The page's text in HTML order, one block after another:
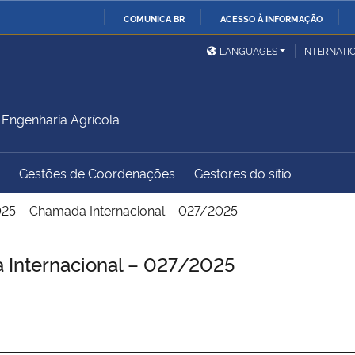
COMUNICA BR ACESSO À INFORMAÇÃO
Ministério da Defesa
Ministério das Relações
Exteriores
Ministério do
Desenvolvimento Regional
Controladoria-Geral da
União
Advocacia-Geral da União Banco Central do Brasil
LANGUAGES
Agrícola
Gestões de Coordenações Gestores do sítio
– Chamada Internacional – 027/2025
Internacional – 027/2025